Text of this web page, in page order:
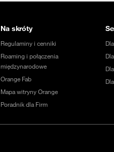
Na skróty
Regulaminy i cenniki
Roaming i połączenia
międzynarodowe
Orange Fab
Mapa witryny Orange
Poradnik dla Firm